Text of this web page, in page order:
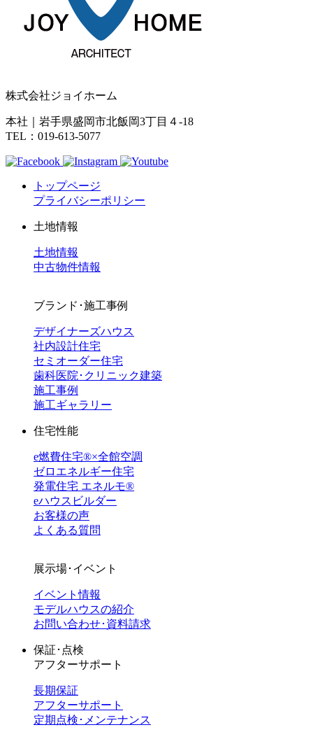
株式会社ジョイホーム
本社｜岩手県盛岡市北飯岡3丁目４-18
TEL：019-613-5077
トップページ
プライバシーポリシー
土地情報
土地情報
中古物件情報
ブランド･施工事例
デザイナーズハウス
社内設計住宅
セミオーダー住宅
歯科医院･クリニック建築
施工事例
施工ギャラリー
住宅性能
e燃費住宅®︎×全館空調
ゼロエネルギー住宅
発電住宅 エネルモ®
eハウスビルダー
お客様の声
よくある質問
展示場･イベント
イベント情報
モデルハウスの紹介
お問い合わせ･資料請求
保証･点検
アフターサポート
長期保証
アフターサポート
定期点検･メンテナンス